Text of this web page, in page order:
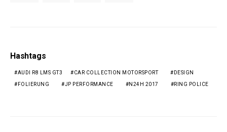
Hashtags
AUDI R8 LMS GT3 CAR COLLECTION MOTORSPORT DESIGN
FOLIERUNG JP PERFORMANCE N24H 2017 RING POLICE